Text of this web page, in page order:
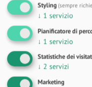
Styling (sempre
↓ 1 servizio
Pianificatore di
↓ 1 servizio
Statistiche dei
↓ 2 servizi
Marketing